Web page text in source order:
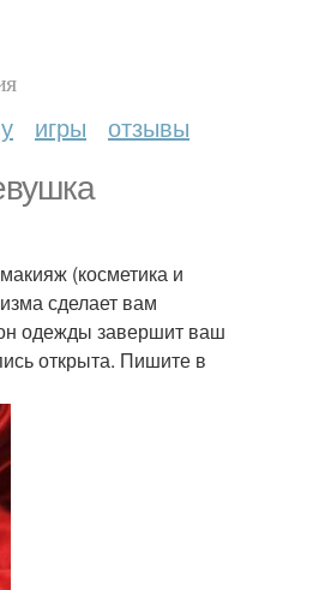
игры отзывы
(косметика и
сделает вам
одежды завершит ваш
открыта. Пишите в